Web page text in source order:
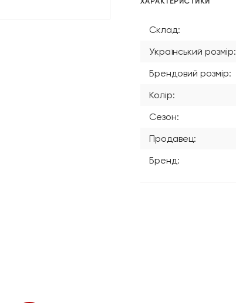
Склад:
Український розмір:
Брендовий розмір:
Колір:
Сезон:
Продавец:
Бренд: